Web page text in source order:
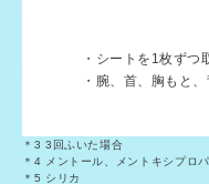
・シートを1枚ずつ
・腕、首、胸もと
＊3 3回ふいた場合
＊4 メントール、メントキシプロ
＊5 シリカ